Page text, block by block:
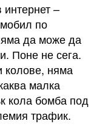
–
по
да може да
Поне не сега.
колове, няма
малка
кола бомба под
трафик.